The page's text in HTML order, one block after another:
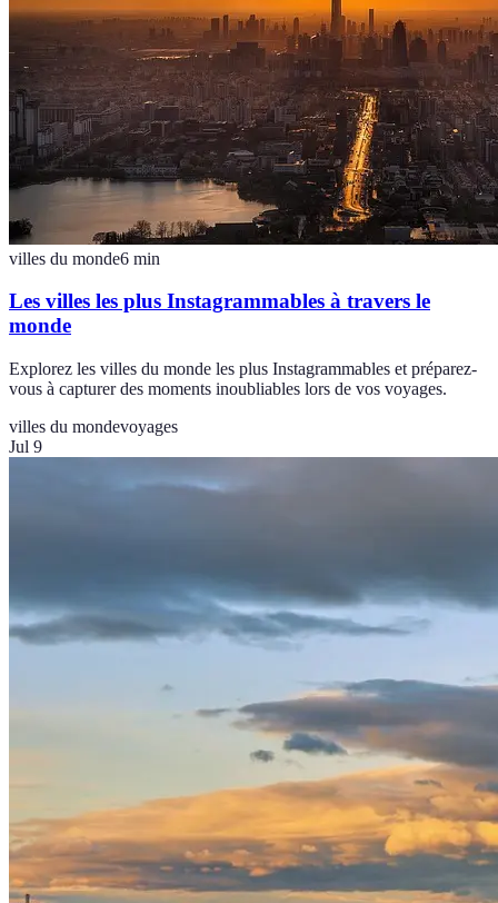
villes du monde6 min
Les villes les plus Instagrammables à travers le
monde
Explorez les villes du monde les plus Instagrammables et préparez-
vous à capturer des moments inoubliables lors de vos voyages.
villes du mondevoyages
Jul 9